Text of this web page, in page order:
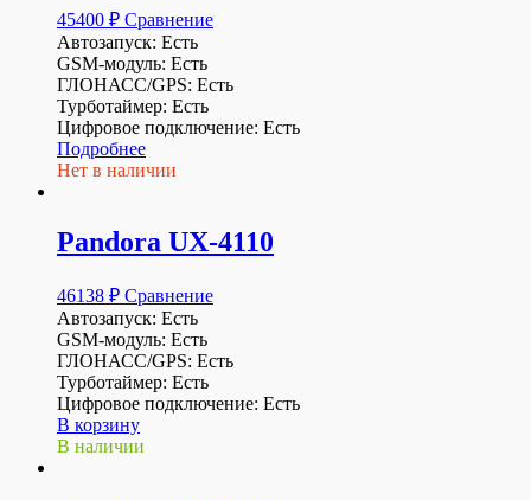
45400 ₽ Сравнение
Автозапуск: Есть
GSM-модуль: Есть
ГЛОНАСС/GPS: Есть
Турботаймер: Есть
Цифровое подключение: Есть
Подробнее
Нет в наличии
Pandora UX-4110
46138 ₽ Сравнение
Автозапуск: Есть
GSM-модуль: Есть
ГЛОНАСС/GPS: Есть
Турботаймер: Есть
Цифровое подключение: Есть
В корзину
В наличии